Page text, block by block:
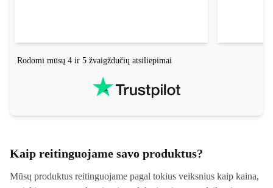
Rodomi mūsų 4 ir 5 žvaigždučių atsiliepimai
Kaip reitinguojame savo produktus?
Mūsų produktus reitinguojame pagal tokius veiksnius kaip kaina,